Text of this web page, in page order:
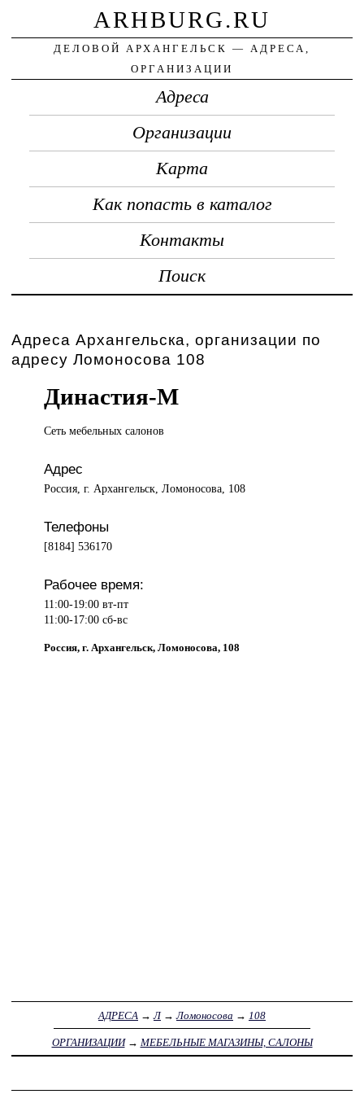
ARHBURG.RU
ДЕЛОВОЙ АРХАНГЕЛЬСК — АДРЕСА,
ОРГАНИЗАЦИИ
Адреса
Организации
Карта
Как попасть в каталог
Контакты
Поиск
Адреса Архангельска, организации по
адресу Ломоносова 108
Династия-М
Сеть мебельныхсалонов
Адрес
Россия, г. Архангельск, Ломоносова, 108
Телефоны
[8184] 536170
Рабочее время:
11:00-19:00 вт-пт
11:00-17:00 сб-вс
Россия, г. Архангельск, Ломоносова, 108
АДРЕСА →Л→Ломоносова → 108
ОРГАНИЗАЦИИ→ МЕБЕЛЬНЫЕ МАГАЗИНЫ, САЛОНЫ